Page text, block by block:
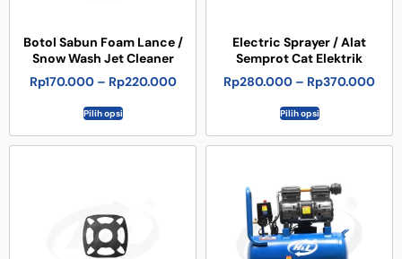
Botol Sabun Foam Lance /
Snow Wash Jet Cleaner
Rp170.000 – Rp220.000
Pilih opsi
Electric Sprayer / Alat
Semprot Cat Elektrik
Rp280.000 – Rp370.000
Pilih opsi